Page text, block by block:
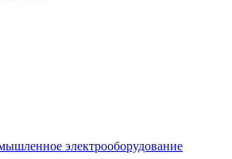
электрооборудование